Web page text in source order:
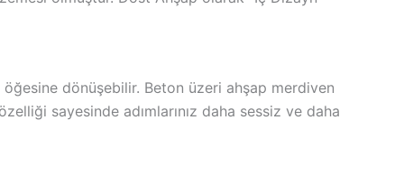
dönüşebilir. Beton üzeri ahşap merdiven
sayesinde adımlarınız daha sessiz ve daha